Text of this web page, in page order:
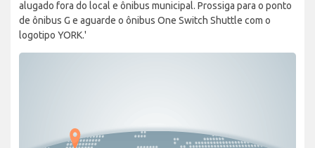
alugado fora do local e ônibus municipal. Prossiga para o ponto
de ônibus G e aguarde o ônibus One Switch Shuttle com o
logotipo YORK.'